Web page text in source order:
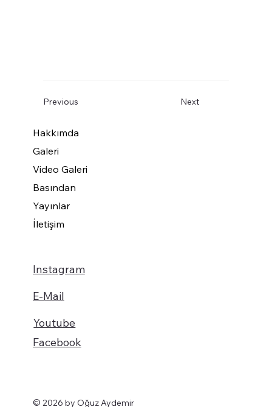
Previous Next
Hakkımda
Galeri
Video Galeri
Basından
Yayınlar
İletişim
Instagram
Facebook
Youtube
E-Mail
© 2026 by Oğuz Aydemir